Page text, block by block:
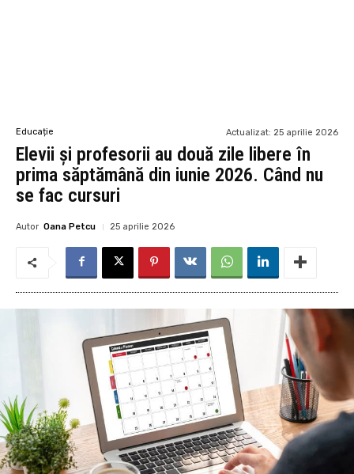
Educație Actualizat: 25 aprilie 2026
Elevii și profesorii au două zile libere în
prima săptămână din iunie 2026. Când nu
se fac cursuri
Autor Oana Petcu 25 aprilie 2026